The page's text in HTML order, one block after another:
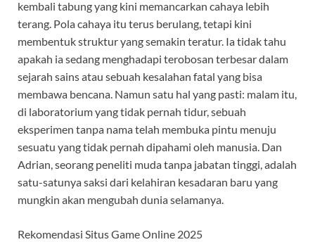
kembali tabung yang kini memancarkan cahaya lebih
terang. Pola cahaya itu terus berulang, tetapi kini
membentuk struktur yang semakin teratur. Ia tidak tahu
apakah ia sedang menghadapi terobosan terbesar dalam
sejarah sains atau sebuah kesalahan fatal yang bisa
membawa bencana. Namun satu hal yang pasti: malam itu,
di laboratorium yang tidak pernah tidur, sebuah
eksperimen tanpa nama telah membuka pintu menuju
sesuatu yang tidak pernah dipahami oleh manusia. Dan
Adrian, seorang peneliti muda tanpa jabatan tinggi, adalah
satu-satunya saksi dari kelahiran kesadaran baru yang
mungkin akan mengubah dunia selamanya.
Rekomendasi Situs Game Online 2025